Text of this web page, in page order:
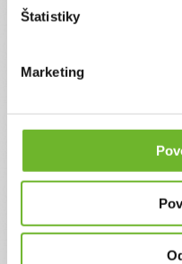
Štatistiky
Marketing
Priezvisko
Email